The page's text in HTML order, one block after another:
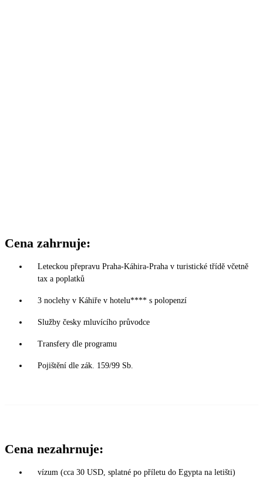
Cena zahrnuje:
Leteckou přepravu Praha-Káhira-Praha v turistické třídě včetně
tax a poplatků
3 noclehy v Káhiře v hotelu**** s polopenzí
Služby česky mluvícího průvodce
Transfery dle programu
Pojištění dle zák. 159/99 Sb.
Cena nezahrnuje:
vízum (cca 30 USD, splatné po příletu do Egypta na letišti)